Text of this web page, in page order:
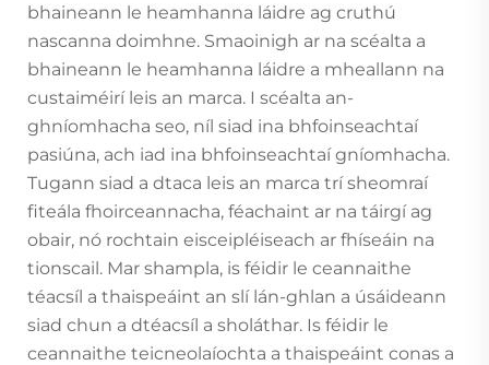
bhaineann le heamhanna láidre ag cruthú
nascanna doimhne. Smaoinigh ar na scéalta a
bhaineann le heamhanna láidre a mheallann na
custaiméirí leis an marca. I scéalta an-
ghníomhacha seo, níl siad ina bhfoinseachtaí
pasiúna, ach iad ina bhfoinseachtaí gníomhacha.
Tugann siad a dtaca leis an marca trí sheomraí
fiteála fhoirceannacha, féachaint ar na táirgí ag
obair, nó rochtain eisceipléiseach ar fhíseáin na
tionscail. Mar shampla, is féidir le ceannaithe
téacsíl a thaispeáint an slí lán-ghlan a úsáideann
siad chun a dtéacsíl a sholáthar. Is féidir le
ceannaithe teicneolaíochta a thaispeáint conas a